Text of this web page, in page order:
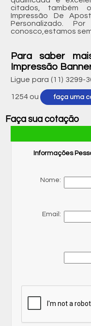
citados, também
Impressão De
Personalizado.
conosco,estamos
Para saber
Impressão
Ligue para (11) 3299-
1254 ou faça uma
Faça sua cotação
Informações
Nome:
Email: